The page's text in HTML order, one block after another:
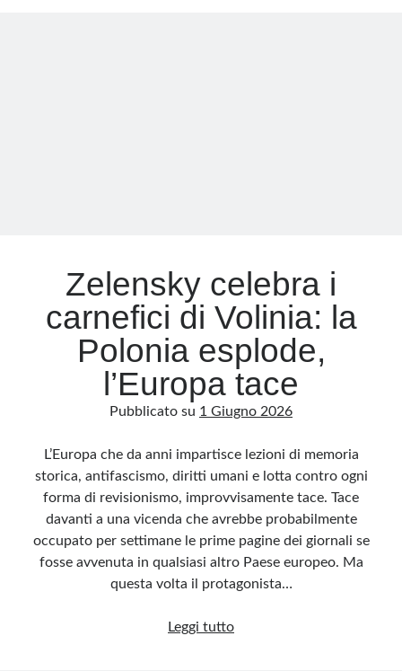
Zelensky celebra i
carnefici di Volinia: la
Polonia esplode,
l’Europa tace
Pubblicato su 1 Giugno 2026
L’Europa che da anni impartisce lezioni di memoria
storica, antifascismo, diritti umani e lotta contro ogni
forma di revisionismo, improvvisamente tace. Tace
davanti a una vicenda che avrebbe probabilmente
occupato per settimane le prime pagine dei giornali se
fosse avvenuta in qualsiasi altro Paese europeo. Ma
questa volta il protagonista…
Leggi tuttoZelensky